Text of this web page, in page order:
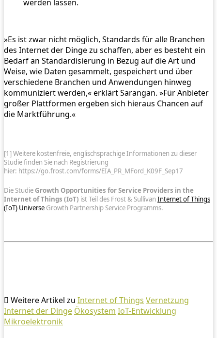
werden lassen.
»Es ist zwar nicht möglich, Standards für alle Branchen
des Internet der Dinge zu schaffen, aber es besteht ein
Bedarf an Standardisierung in Bezug auf die Art und
Weise, wie Daten gesammelt, gespeichert und über
verschiedene Branchen und Anwendungen hinweg
kommuniziert werden,« erklärt Sarangan. »Für Anbieter
großer Plattformen ergeben sich hieraus Chancen auf
die Marktführung.«
[1] Weitere kostenfreie, englischsprachige Informationen zu dieser
Studie finden Sie nach Registrierung
hier: https://go.frost.com/forms/EIA_PR_MFord_K09F_Sep17
Die Studie Growth Opportunities for Service Providers in the
Internet of Things (IoT) ist Teil des Frost & Sullivan Internet of Things
(IoT) Universe Growth Partnership Service Programms.
Weitere Artikel zu Internet of Things Vernetzung
Internet der Dinge Ökosystem IoT-Entwicklung
Mikroelektronik